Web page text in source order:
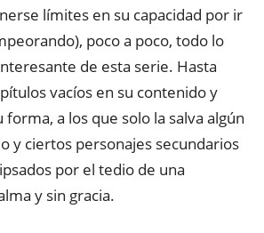
límites en su capacidad por ir
poco a poco, todo lo
de esta serie. Hasta
vacíos en su contenido y
forma, a los que solo la salva algún
y ciertos personajes secundarios
por el tedio de una
y sin gracia.